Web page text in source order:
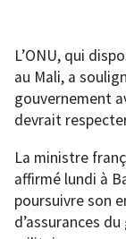
L’ONU, qui
au Mali, a
gouvernement
devrait
La ministre
affirmé lundi à
poursuivre son
d’assurances